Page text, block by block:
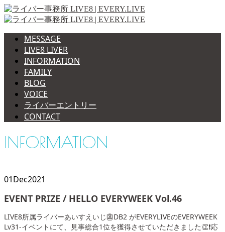
MESSAGE
LIVE8 LIVER
INFORMATION
FAMILY
BLOG
VOICE
ライバーエントリー
CONTACT
INFORMATION
01Dec2021
EVENT PRIZE / HELLO EVERYWEEK Vol.46
LIVE8所属ライバーあいすえいじ👺DB2 がEVERYLIVEのEVERYWEEK
Lv31-イベントにて、見事総合1位を獲得させていただきました👏❗️応